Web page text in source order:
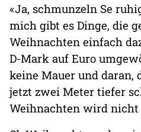
«Ja, schmunzeln Se
mich gibt es Dinge, die
Weihnachten einfach
D-Mark auf Euro
keine Mauer und daran,
jetzt zwei Meter tiefer
Weihnachten wird nicht